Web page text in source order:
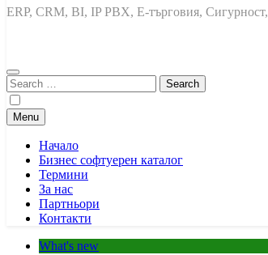
ERP, CRM, BI, IP PBX, Е-търговия,
Search
for:
Menu
Начало
Бизнес софтуерен каталог
Термини
За нас
Партньори
Контакти
What's new